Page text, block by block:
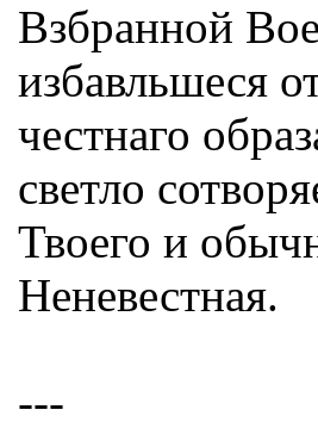
Взбранной
избавльшеся
честнаго
светло
Твоего и
Неневестная.
---